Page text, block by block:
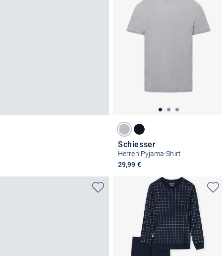
Schiesser
Herren Pyjama-Shirt
29,99 €